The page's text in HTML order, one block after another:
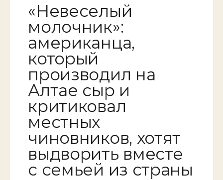
«Невеселый
молочник»:
американца,
который
производил на
Алтае сыр и
критиковал
местных
чиновников, хотят
выдворить вместе
с семьей из страны